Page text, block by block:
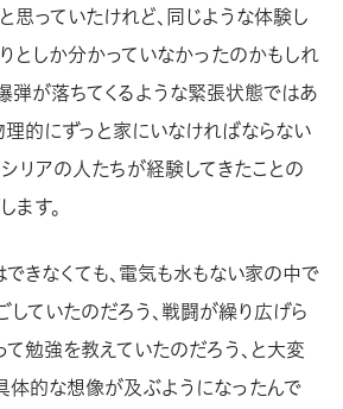
思っていたけれど、同じような体験し
としか分かっていなかったのかもしれ
弾が落ちてくるような緊張状態ではあ
理的にずっと家にいなければならない
リアの人たちが経験してきたことの
ます。
きなくても、電気も水もない家の中で
ていたのだろう、戦闘が繰り広げら
勉強を教えていたのだろう、と大変
体的な想像が及ぶようになったんで